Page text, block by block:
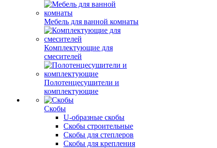
Мебель для ванной комнаты
Комплектующие для
смесителей
Полотенцесушители и
комплектующие
Скобы
U-образные скобы
Скобы строительные
Скобы для степлеров
Скобы для крепления